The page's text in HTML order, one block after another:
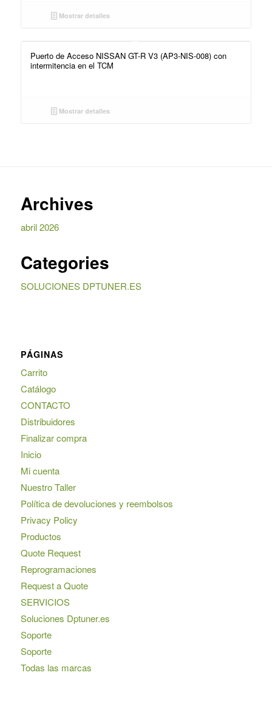
Mostrar detalles
Puerto de Acceso NISSAN GT-R V3 (AP3-NIS-008) con
intermitencia en el TCM
Mostrar detalles
Archives
abril 2026
Categories
SOLUCIONES DPTUNER.ES
PÁGINAS
Carrito
Catálogo
CONTACTO
Distribuidores
Finalizar compra
Inicio
Mi cuenta
Nuestro Taller
Política de devoluciones y reembolsos
Privacy Policy
Productos
Quote Request
Reprogramaciones
Request a Quote
SERVICIOS
Soluciones Dptuner.es
Soporte
Soporte
Todas las marcas